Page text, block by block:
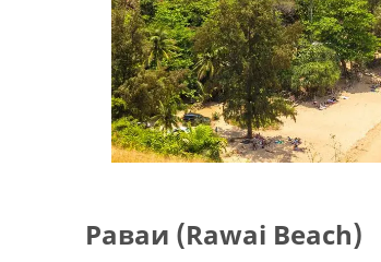
Раваи (Rawai Beach)